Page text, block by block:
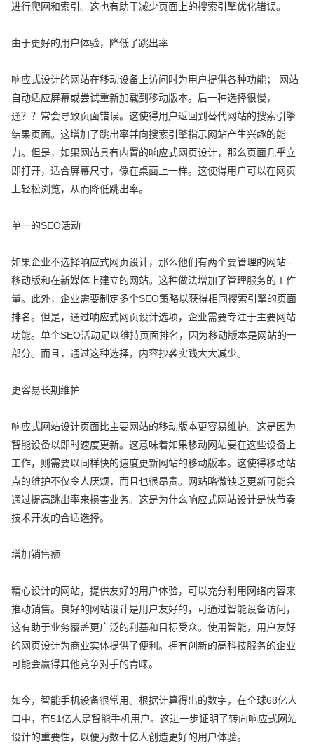
进行爬网和索引。这也有助于减少页面上的搜索引擎优化错误。
由于更好的用户体验，降低了跳出率
响应式设计的网站在移动设备上访问时为用户提供各种功能； 网站
自动适应屏幕或尝试重新加载到移动版本。后一种选择很慢，
通？？常会导致页面错误。这使得用户返回到替代网站的搜索引擎
结果页面。这增加了跳出率并向搜索引擎指示网站产生兴趣的能
力。但是，如果网站具有内置的响应式网页设计，那么页面几乎立
即打开，适合屏幕尺寸，像在桌面上一样。这使得用户可以在网页
上轻松浏览，从而降低跳出率。
单一的SEO活动
如果企业不选择响应式网页设计，那么他们有两个要管理的网站 -
移动版和在新媒体上建立的网站。这种做法增加了管理服务的工作
量。此外，企业需要制定多个SEO策略以获得相同搜索引擎的页面
排名。但是，通过响应式网页设计选项，企业需要专注于主要网站
功能。单个SEO活动足以维持页面排名，因为移动版本是网站的一
部分。而且，通过这种选择，内容抄袭实践大大减少。
更容易长期维护
响应式网站设计页面比主要网站的移动版本更容易维护。这是因为
智能设备以即时速度更新。这意味着如果移动网站要在这些设备上
工作，则需要以同样快的速度更新网站的移动版本。这使得移动站
点的维护不仅令人厌烦，而且也很昂贵。网站略微缺乏更新可能会
通过提高跳出率来损害业务。这是为什么响应式网站设计是快节奏
技术开发的合适选择。
增加销售额
精心设计的网站，提供友好的用户体验，可以充分利用网络内容来
推动销售。良好的网站设计是用户友好的，可通过智能设备访问，
这有助于业务覆盖更广泛的利基和目标受众。使用智能，用户友好
的网页设计为商业实体提供了便利。拥有创新的高科技服务的企业
可能会赢得其他竞争对手的青睐。
如今，智能手机设备很常用。根据计算得出的数字，在全球68亿人
口中，有51亿人是智能手机用户。这进一步证明了转向响应式网站
设计的重要性，以便为数十亿人创造更好的用户体验。